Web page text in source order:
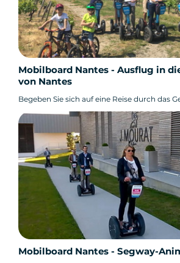
Mobilboard Nantes - Ausflug in
von Nantes
Begeben Sie sich auf eine Reise durch das
Mobilboard Nantes - Segway-